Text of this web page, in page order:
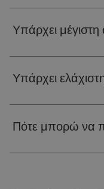
Υπάρχει
Υπάρχει
Πότε μπορώ να